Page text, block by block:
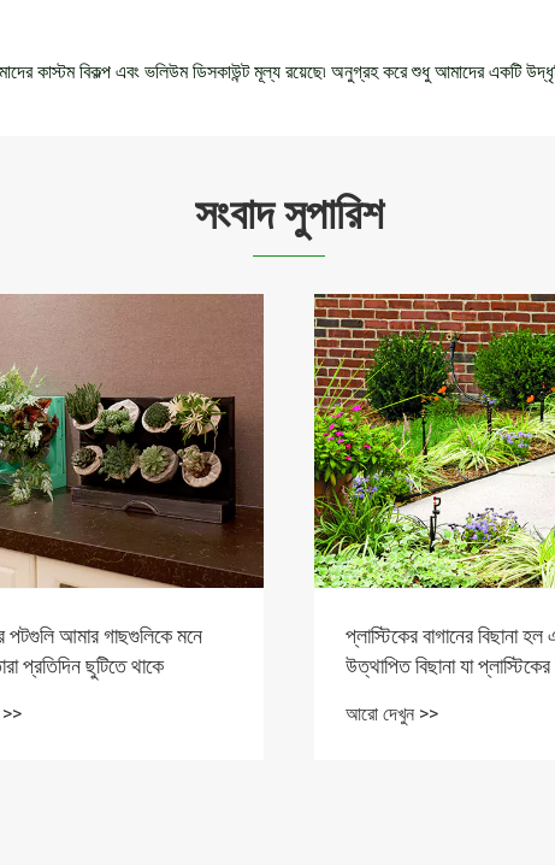
কাস্টম বিকল্প এবং ভলিউম ডিসকাউন্ট মূল্য রয়েছে৷ অনুগ্রহ করে শুধু আমাদের একটি
সংবাদ সুপারিশ
পটগুলি আমার গাছগুলিকে মনে
প্রতিদিন ছুটিতে থাকে
প্লাস্টিকের বাগানের বিছানা
উত্থাপিত বিছানা যা প্লাস্টিকের
আরো দেখুন >>